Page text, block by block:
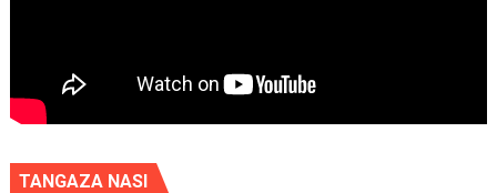
TANGAZA NASI